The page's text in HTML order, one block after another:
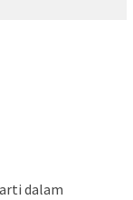
dalam